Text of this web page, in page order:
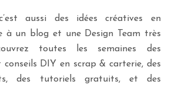
aussi des idées créatives en
à un blog et une Design Team très
toutes les semaines des
DIY en scrap & carterie, des
des tutoriels gratuits, et des